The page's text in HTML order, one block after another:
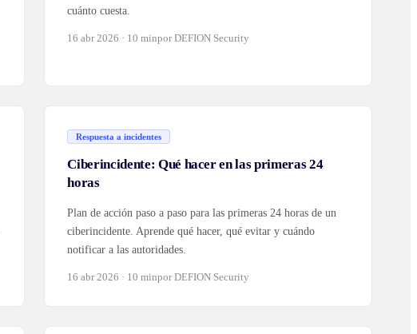
cuánto cuesta.
16 abr 2026 · 10 minpor DEFION Security
Respuesta a incidentes
Ciberincidente: Qué hacer en las primeras 24
horas
Plan de acción paso a paso para las primeras 24 horas de un
ciberincidente. Aprende qué hacer, qué evitar y cuándo
notificar a las autoridades.
16 abr 2026 · 10 minpor DEFION Security